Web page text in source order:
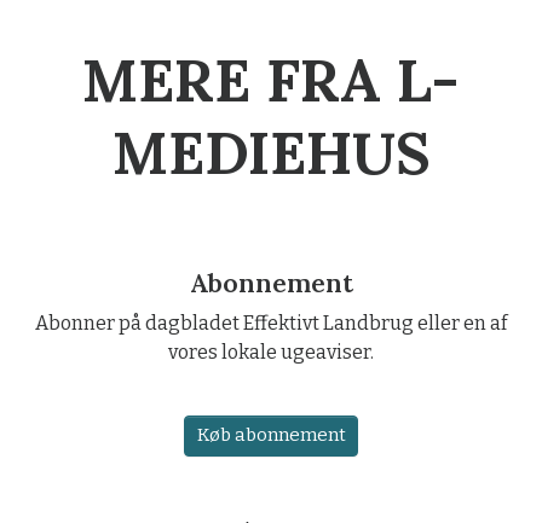
MERE FRA L-
MEDIEHUS
Abonnement
Abonner på dagbladet Effektivt Landbrug eller en af
vores lokale ugeaviser.
Køb abonnement